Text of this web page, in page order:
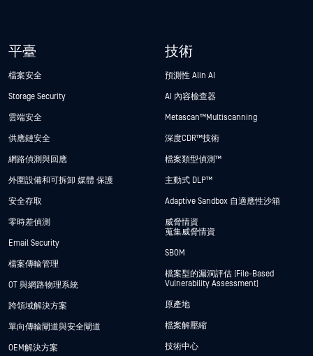
平臺
檔案安全
Storage Security
雲端安全
供應鏈安全
網路偵測與回應
外圍設備和可拆卸 媒體 保護
安全存取
零時差偵測
Email Security
檔案傳輸管理
OT 與網路物理系統
跨領域解決方案
單向傳輸閘道與安全閘道
OEM解決方案
技術
預測性 Alin AI
AI 內容檢查器
Metascan™ Multiscanning
深度CDR™技術
檔案類型偵測™
主動式 DLP™
Adaptive Sandbox 自適應性沙箱
威脅情資
蒐集威脅情資
SBOM
檔案型的漏洞評估 (File-Based
Vulnerability Assessment)
原產地
檔案解壓縮
技術中心